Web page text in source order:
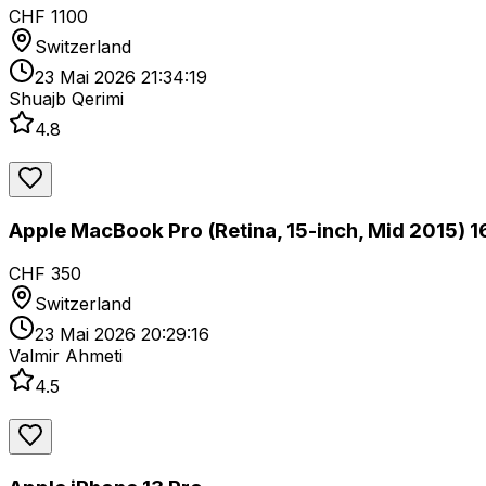
CHF 1100
Switzerland
23 Mai 2026 21:34:19
Shuajb Qerimi
4.8
Apple MacBook Pro (Retina, 15-inch, Mid 2015)
CHF 350
Switzerland
23 Mai 2026 20:29:16
Valmir Ahmeti
4.5